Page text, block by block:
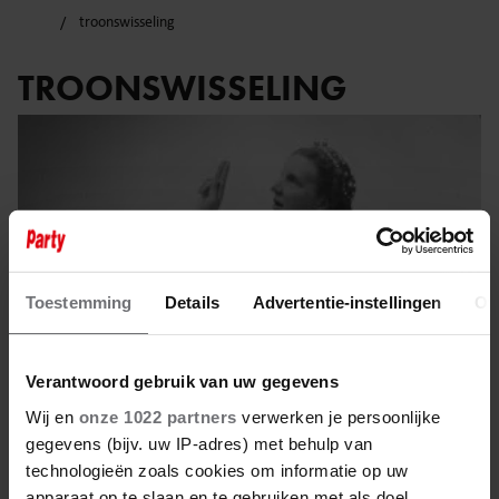
Toestemming Details Advertentie-instellingen
Verantwoord gebruik van uw gegevens
Wij en onze 1022 partners verwerken je persoonlijke
gegevens (bijv. uw IP-adres) met behulp van
technologieën zoals cookies om informatie op uw
troonswisseling
TROONSWISSELING
6 september 2025